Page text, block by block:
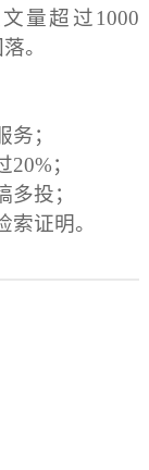
量超过1000
。
；
；
投；
证明。